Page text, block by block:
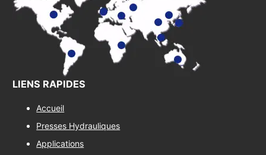
LIENS RAPIDES
Accueil
Presses Hydrauliques
Applications